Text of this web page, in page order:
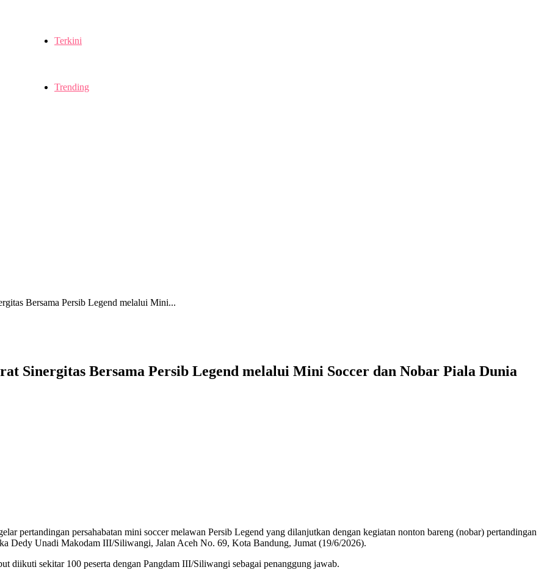
Terkini
Trending
Bersama Persib Legend melalui Mini...
Sinergitas Bersama Persib Legend melalui Mini Soccer dan Nobar Piala Dunia
pertandingan persahabatan mini soccer melawan Persib Legend yang dilanjutkan dengan kegiatan nonton bareng (nobar) pertandingan
Dedy Unadi Makodam III/Siliwangi, Jalan Aceh No. 69, Kota Bandung, Jumat (19/6/2026).
diikuti sekitar 100 peserta dengan Pangdam III/Siliwangi sebagai penanggung jawab.